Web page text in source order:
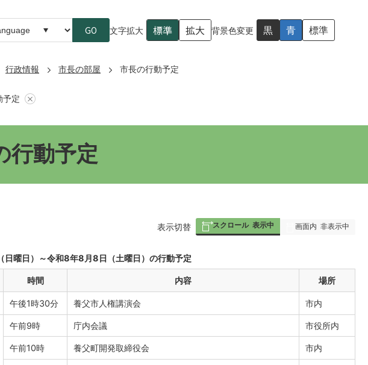
GO 文字拡大 標準 拡大 背景色変更 黒 青 標準
行政情報 市長の部屋 市長の行動予定
予定
行動予定
表
み
の
表示切替 スクロール 表示中 画面内 非表示中
日曜日）～令和8年8月8日（土曜日）の行動予定
時間 内容 場所
午後1時30分 養父市人権講演会 市内
午前9時 庁内会議 市役所内
午前10時 養父町開発取締役会 市内